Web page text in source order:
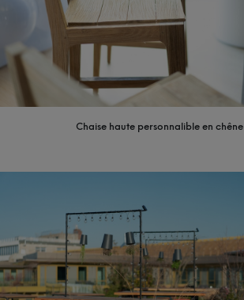
Chaise haute personnalible en chêne